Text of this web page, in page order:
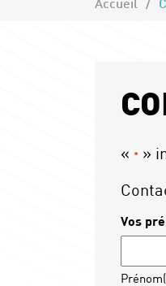
Accueil
« * »
Vos